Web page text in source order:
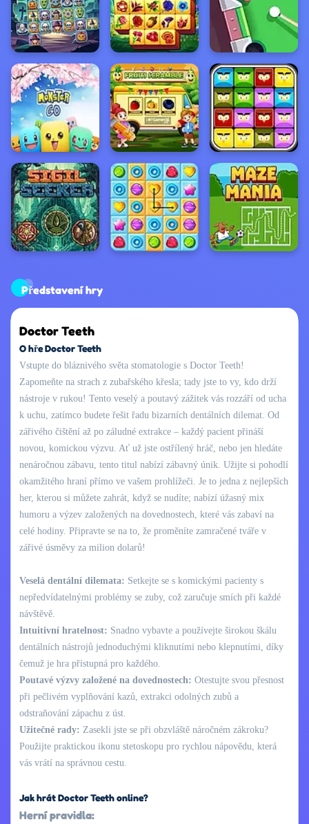
Představení hry
Doctor Teeth
O hře Doctor Teeth
Vstupte do bláznivého světa stomatologie s Doctor Teeth!
Zapomeňte na strach z zubařského křesla; tady jste to vy, kdo drží
nástroje v rukou! Tento veselý a poutavý zážitek vás rozzáří od ucha
k uchu, zatímco budete řešit řadu bizarních dentálních dilemat. Od
zářivého čištění až po záludné extrakce – každý pacient přináší
novou, komickou výzvu. Ať už jste ostřílený hráč, nebo jen hledáte
nenáročnou zábavu, tento titul nabízí zábavný únik. Užijte si pohodlí
okamžitého hraní přímo ve vašem prohlížeči. Je to jedna z nejlepších
her, kterou si můžete zahrát, když se nudíte; nabízí úžasný mix
humoru a výzev založených na dovednostech, které vás zabaví na
celé hodiny. Připravte se na to, že proměníte zamračené tváře v
zářivé úsměvy za milion dolarů!
Veselá dentální dilemata: Setkejte se s komickými pacienty s
nepředvídatelnými problémy se zuby, což zaručuje smích při každé
návštěvě.
Intuitivní hratelnost: Snadno vybavte a používejte širokou škálu
dentálních nástrojů jednoduchými kliknutími nebo klepnutími, díky
čemuž je hra přístupná pro každého.
Poutavé výzvy založené na dovednostech: Otestujte svou přesnost
při pečlivém vyplňování kazů, extrakci odolných zubů a
odstraňování zápachu z úst.
Užitečné rady: Zasekli jste se při obzvláště náročném zákroku?
Použijte praktickou ikonu stetoskopu pro rychlou nápovědu, která
vás vrátí na správnou cestu.
Jak hrát Doctor Teeth online?
Herní pravidla: